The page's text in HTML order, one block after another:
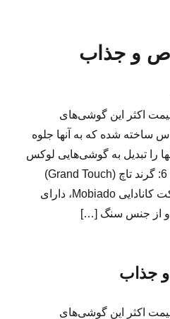
و جذاب
اکثر این گوشی‌های
ساخته شده که به آنها جلوه
را تبدیل به گوشی‌هایی لوکس
و گرانقیمت می‌کند. شماره 6: گرند تاچ (Grand Touch)
سنگ مرمری محصول شرکت کانادایی Mobiado، دارای
و از جنس سنگ […]
جذاب
اکثر این گوشی‌های